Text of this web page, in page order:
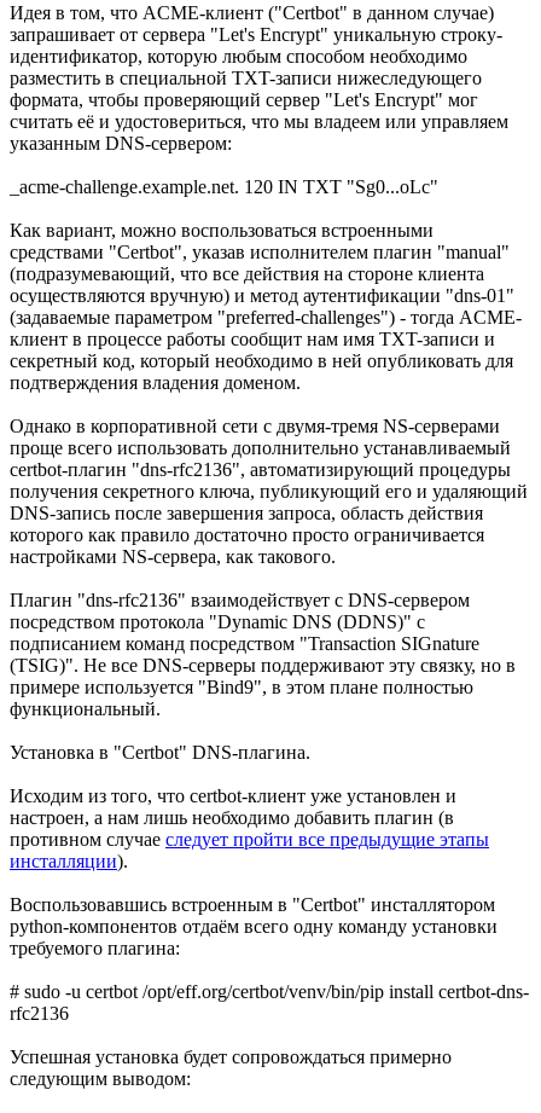
Идея в том, что ACME-клиент ("Certbot" в данном случае)
запрашивает от сервера "Let's Encrypt" уникальную строку-
идентификатор, которую любым способом необходимо
разместить в специальной TXT-записи нижеследующего
формата, чтобы проверяющий сервер "Let's Encrypt" мог
считать её и удостовериться, что мы владеем или управляем
указанным DNS-сервером:
_acme-challenge.example.net. 120 IN TXT "Sg0...oLc"
Как вариант, можно воспользоваться встроенными
средствами "Certbot", указав исполнителем плагин "manual"
(подразумевающий, что все действия на стороне клиента
осуществляются вручную) и метод аутентификации "dns-01"
(задаваемые параметром "preferred-challenges") - тогда ACME-
клиент в процессе работы сообщит нам имя TXT-записи и
секретный код, который необходимо в ней опубликовать для
подтверждения владения доменом.
Однако в корпоративной сети с двумя-тремя NS-серверами
проще всего использовать дополнительно устанавливаемый
certbot-плагин "dns-rfc2136", автоматизирующий процедуры
получения секретного ключа, публикующий его и удаляющий
DNS-запись после завершения запроса, область действия
которого как правило достаточно просто ограничивается
настройками NS-сервера, как такового.
Плагин "dns-rfc2136" взаимодействует с DNS-сервером
посредством протокола "Dynamic DNS (DDNS)" с
подписанием команд посредством "Transaction SIGnature
(TSIG)". Не все DNS-серверы поддерживают эту связку, но в
примере используется "Bind9", в этом плане полностью
функциональный.
Установка в "Certbot" DNS-плагина.
Исходим из того, что certbot-клиент уже установлен и
настроен, а нам лишь необходимо добавить плагин (в
противном случае следует пройти все предыдущие этапы
инсталляции).
Воспользовавшись встроенным в "Certbot" инсталлятором
python-компонентов отдаём всего одну команду установки
требуемого плагина:
# sudo -u certbot /opt/eff.org/certbot/venv/bin/pip install certbot-dns-
rfc2136
Успешная установка будет сопровождаться примерно
следующим выводом: